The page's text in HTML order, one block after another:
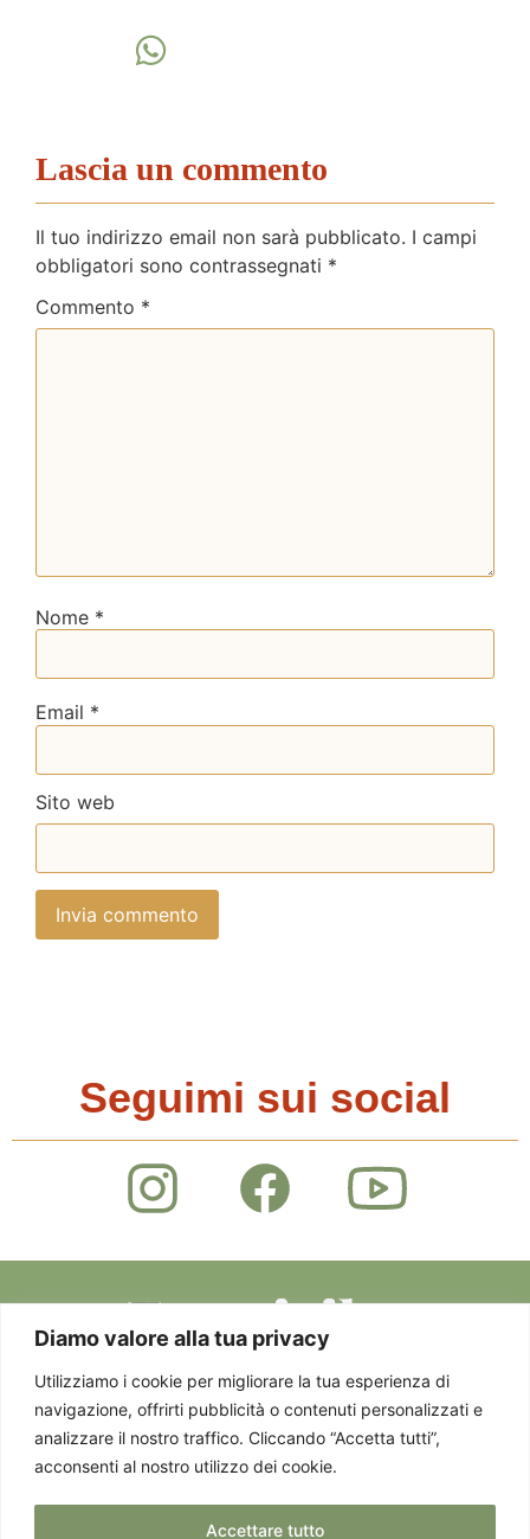
Diamo valore alla tua privacy
Utilizziamo i cookie per migliorare la tua esperienza di
navigazione, offrirti pubblicità o contenuti personalizzati e
analizzare il nostro traffico. Cliccando “Accetta tutti”,
acconsenti al nostro utilizzo dei cookie.
Accettare tutto
Lascia un commento
Il tuo indirizzo email non sarà pubblicato. I campi
obbligatori sono contrassegnati *
Commento *
Nome *
Email *
Sito web
Seguimi sui social
© 2025 EMOTICIBO.
TUTTI DIRITTI
Via Staurenghi 37 -
21100 Varese - P. IVA
03458850124
Privacy Policy
Cookie Policy